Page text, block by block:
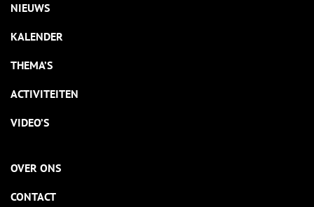
NIEUWS
KALENDER
THEMA’S
ACTIVITEITEN
VIDEO’S
OVER ONS
CONTACT